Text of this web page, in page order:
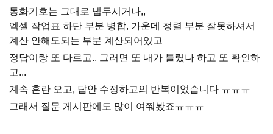
통화기호는 그대로 냅두시거나,,
엑셀 작업표 하단 부분 병합, 가운데 정렬 부분 잘못하셔서
계산 안해도되는 부분 계산되어있고
정답이랑 또 다르고.. 그러면 또 내가 틀렸나 하고 또 확인하
고...
계속 혼란 오고, 답안 수정하고의 반복이었습니다 ㅠㅠㅠ
그래서 질문 게시판에도 많이 여쭤봤죠ㅠㅠㅠ